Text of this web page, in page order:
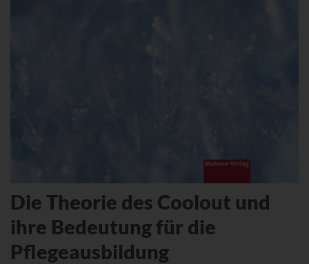
Die Theorie des Coolout und
ihre Bedeutung für die
Pflegeausbildung